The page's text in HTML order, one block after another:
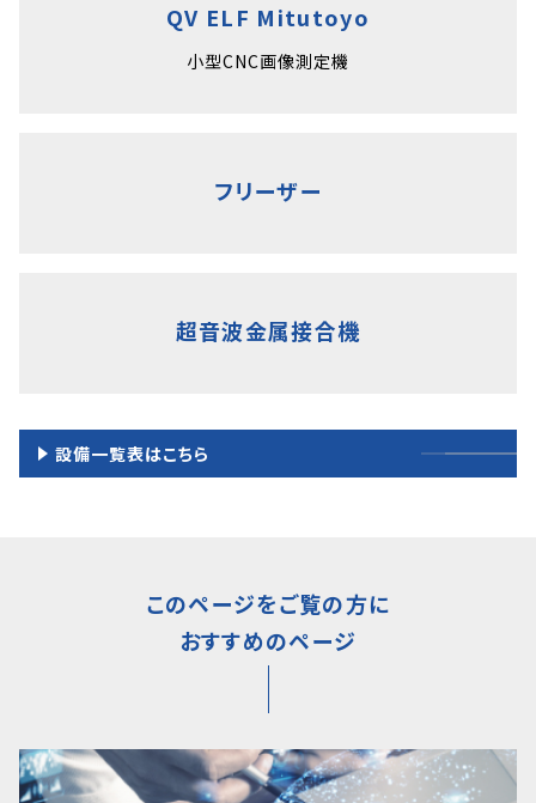
QV ELF Mitutoyo
小型CNC画像測定機
フリーザー
超音波金属接合機
設備一覧表はこちら
このページをご覧の方に
おすすめのページ